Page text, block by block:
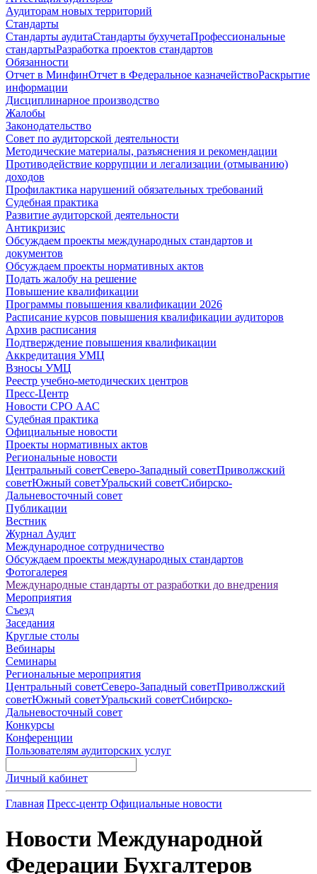
Аудиторам новых территорий
Стандарты
Стандарты аудитаСтандарты бухучетаПрофессиональные
стандартыРазработка проектов стандартов
Обязанности
Отчет в МинфинОтчет в Федеральное казначействоРаскрытие
информации
Дисциплинарное производство
Жалобы
Законодательство
Совет по аудиторской деятельности
Методические материалы, разъяснения и рекомендации
Противодействие коррупции и легализации (отмыванию)
доходов
Профилактика нарушений обязательных требований
Судебная практика
Развитие аудиторской деятельности
Антикризис
Обсуждаем проекты международных стандартов и
документов
Обсуждаем проекты нормативных актов
Подать жалобу на решение
Повышение квалификации
Программы повышения квалификации 2026
Расписание курсов повышения квалификации аудиторов
Архив расписания
Подтверждение повышения квалификации
Аккредитация УМЦ
Взносы УМЦ
Реестр учебно-методических центров
Пресс-Центр
Новости СРО ААС
Судебная практика
Официальные новости
Проекты нормативных актов
Региональные новости
Центральный советСеверо-Западный советПриволжский
советЮжный советУральский советСибирско-
Дальневосточный совет
Публикации
Вестник
Журнал Аудит
Международное сотрудничество
Обсуждаем проекты международных стандартов
Фотогалерея
Международные стандарты от разработки до внедрения
Мероприятия
Съезд
Заседания
Круглые столы
Вебинары
Семинары
Региональные мероприятия
Центральный советСеверо-Западный советПриволжский
советЮжный советУральский советСибирско-
Дальневосточный совет
Конкурсы
Конференции
Пользователям аудиторских услуг
Личный кабинет
Главная Пресс-центр Официальные новости
Новости Международной
Федерации Бухгалтеров